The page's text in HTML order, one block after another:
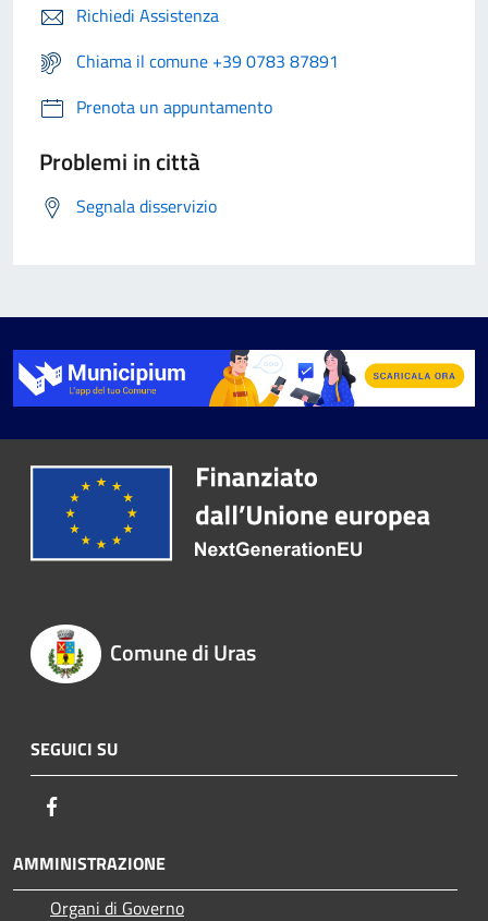
Richiedi Assistenza
Chiama il comune +39 0783 87891
Prenota un appuntamento
Problemi in città
Segnala disservizio
Comune di Uras
SEGUICI SU
AMMINISTRAZIONE
Organi di Governo